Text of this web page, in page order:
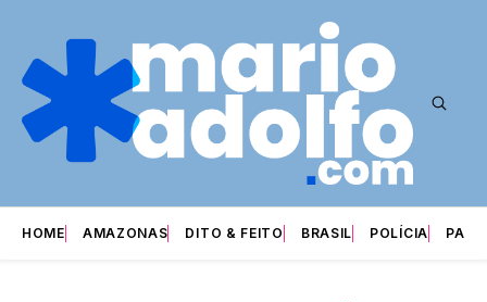
HOME AMAZONAS DITO & FEITO BRASIL POLÍCIA